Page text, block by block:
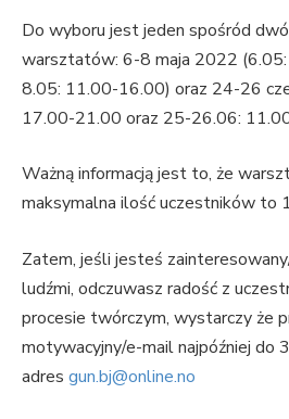
Do wyboru jest jeden spośród
warsztatów: 6-8 maja 2022
8.05: 11.00-16.00) oraz 24-26
17.00-21.00 oraz 25-26.06:
Ważną informacją jest to, że
maksymalna ilość uczestników to
Zatem, jeśli jesteś
ludźmi, odczuwasz radość z
procesie twórczym, wystarczy że
motywacyjny/e-mail najpóźniej do
adres gun.bj@online.no